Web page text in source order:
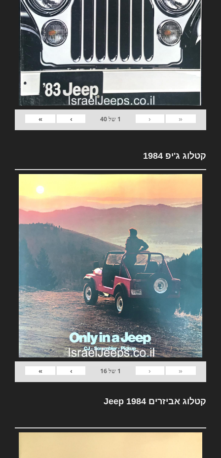
«
‹
1 של40
›
»
קטלוג ג'יפ 1984
«
‹
1 של16
›
»
קטלוג אביזרים Jeep 1984